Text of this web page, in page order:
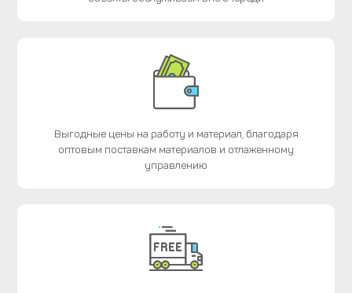
Выгодные цены на работу и материал, благодаря
оптовым поставкам материалов и отлаженному
управлению